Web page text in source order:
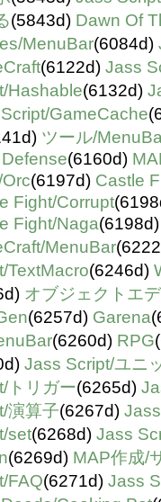
(5843d) Dawn Of
MenuBar(6084d)
(6122d) Jass
Hashable(6132d)
GameCache
ツール/
(6160d)
(6197d) Castle
Fight/Corrupt
Fight/Naga
MenuBar
TextMacro(6246d)
オブジェクトエ
(6257d) Garena
(6260d) RPG
Jass Script/ユニ
トリガー(6265d)
演算子(6267d)
set(6268d) Jass
(6269d) MAP作成/
FAQ(6271d) Jass